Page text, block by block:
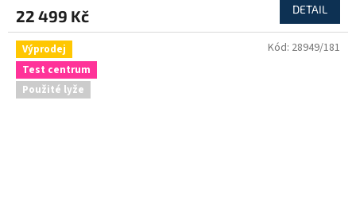
22 499 Kč DETAIL
Výprodej
Test centrum
Použité lyže
Kód: 28949/181